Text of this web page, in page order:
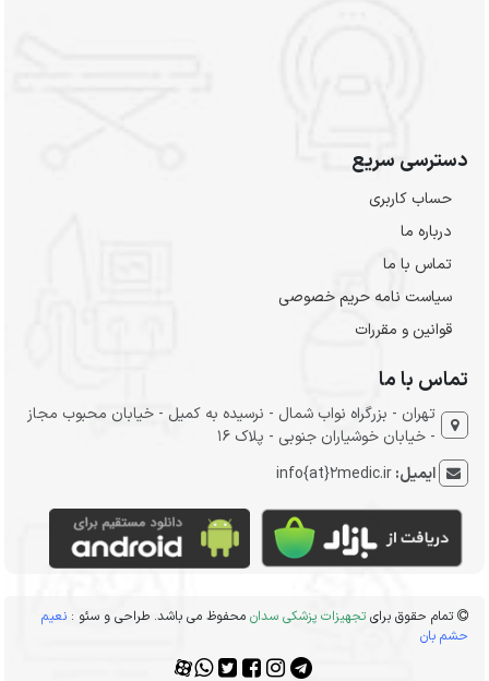
دسترسی سریع
حساب کاربری
درباره ما
تماس با ما
سیاست نامه حریم خصوصی
قوانین و مقررات
تماس با ما
تهران - بزرگراه نواب شمال - نرسیده به کمیل - خیابان محبوب مجاز
- خیابان خوشیاران جنوبی - پلاک 16
ایمیل:info{at}2medic.ir
تمام حقوق برایتجهیزات پزشکی سدان محفوظ می باشد. طراحی و سئو :نعیم
حشم بان